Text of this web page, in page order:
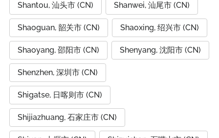
Shantou, 汕头市 (CN) Shanwei, 汕尾市 (CN)
Shaoguan, 韶关市 (CN) Shaoxing, 绍兴市 (CN)
Shaoyang, 邵阳市 (CN) Shenyang, 沈阳市 (CN)
Shenzhen, 深圳市 (CN)
Shigatse, 日喀则市 (CN)
Shijiazhuang, 石家庄市 (CN)